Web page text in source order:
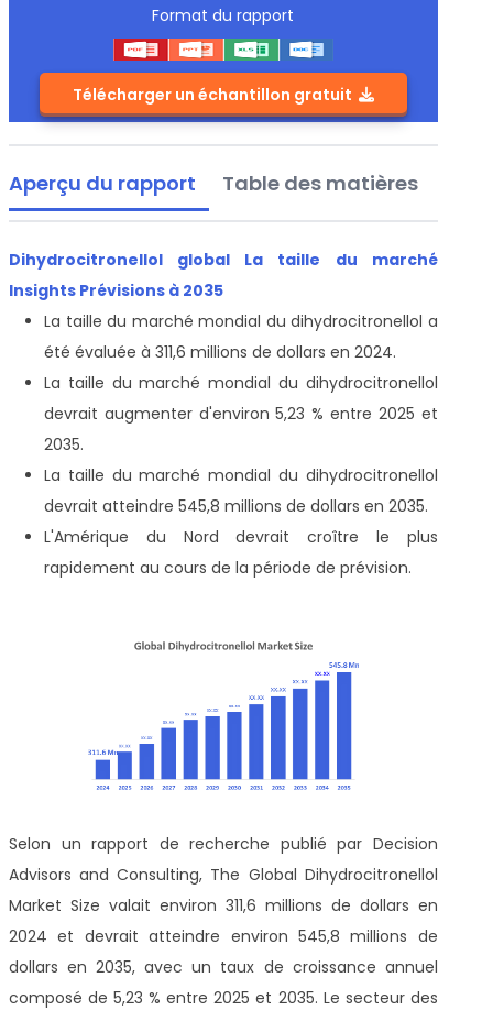
Format du rapport
Télécharger un échantillon gratuit
Aperçu du rapport Table des matières
Dihydrocitronellol global La taille du marché
Insights Prévisions à 2035
La taille du marché mondial du dihydrocitronellol a
été évaluée à 311,6 millions de dollars en 2024.
La taille du marché mondial du dihydrocitronellol
devrait augmenter d'environ 5,23 % entre 2025 et
2035.
La taille du marché mondial du dihydrocitronellol
devrait atteindre 545,8 millions de dollars en 2035.
L'Amérique du Nord devrait croître le plus
rapidement au cours de la période de prévision.
Selon un rapport de recherche publié par Decision
Advisors and Consulting, The Global Dihydrocitronellol
Market Size valait environ 311,6 millions de dollars en
2024 et devrait atteindre environ 545,8 millions de
dollars en 2035, avec un taux de croissance annuel
composé de 5,23 % entre 2025 et 2035. Le secteur des